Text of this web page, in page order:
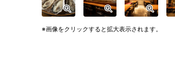
画像をクリックすると拡大表示されます。